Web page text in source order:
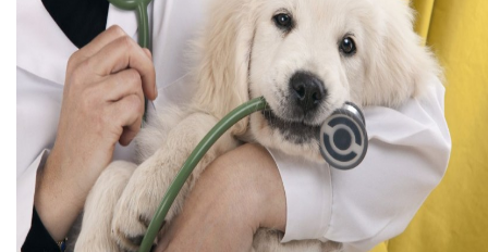
FOOD&TRAVEL
HEALTH&WELLNESS
GREEN TECH
GLOCAL
ECO-EVENTI